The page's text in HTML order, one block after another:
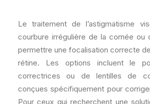
Le traitement de l’astigmatisme
courbure irrégulière de la cornée ou
permettre une focalisation correcte
rétine. Les options incluent le
correctrices ou de lentilles de
conçues spécifiquement pour
Pour ceux qui recherchent une